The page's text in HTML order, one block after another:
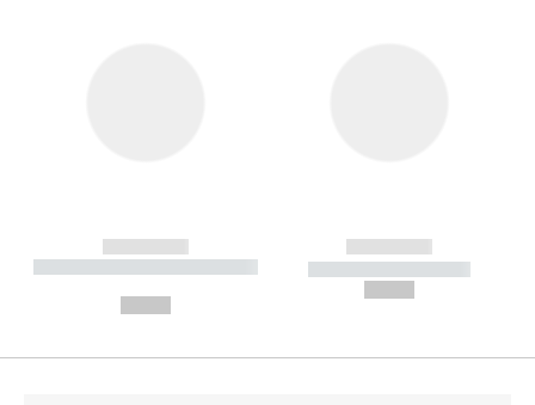
------------
----------- ----------- --------
------------
----------- -----------